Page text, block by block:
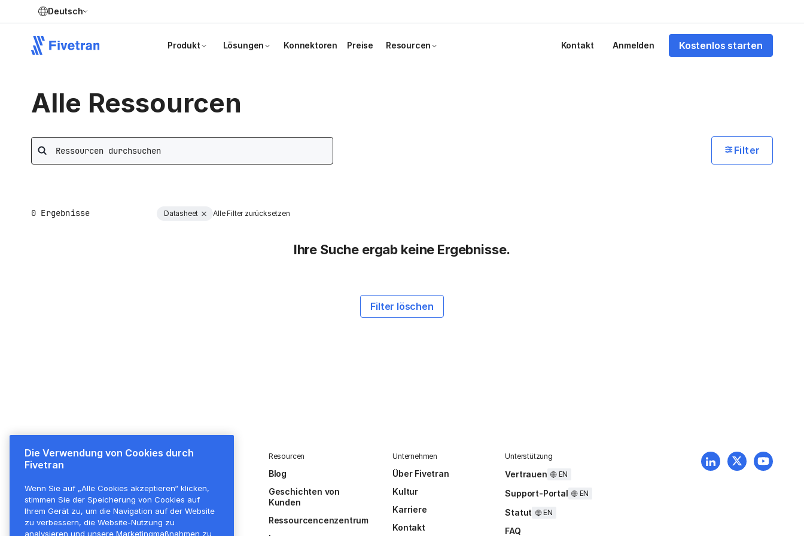
Deutsch
Produkt Lösungen Konnektoren Preise Resourcen Kontakt Anmelden Kostenlos starten
Alle Ressourcen
Search
Filter
0 Ergebnisse Datasheet Alle Filter zurücksetzen
Ihre Suche ergab keine Ergebnisse.
Filter löschen
Plattformübersicht
Transformationen
Sicherheit
Unternehmensführung
Preise
Alle Funktionen
Kostenloser Plan
Resourcen
Blog
Geschichten von
Kunden
Ressourcencenzentrum
Unternehmen
Über Fivetran
Kultur
Karriere
Kontakt
Unterstützung
Vertrauen EN
Support-Portal EN
Statut EN
FAQ
Die Verwendung von Cookies durch
Fivetran
Wenn Sie auf „Alle Cookies akzeptieren“ klicken,
stimmen Sie der Speicherung von Cookies auf
Ihrem Gerät zu, um die Navigation auf der Website
zu verbessern, die Website-Nutzung zu
analysieren und unsere Marketingmaßnahmen zu